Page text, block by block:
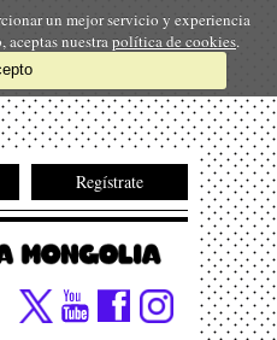
un mejor servicio y experiencia
nuestra política de cookies.
Regístrate